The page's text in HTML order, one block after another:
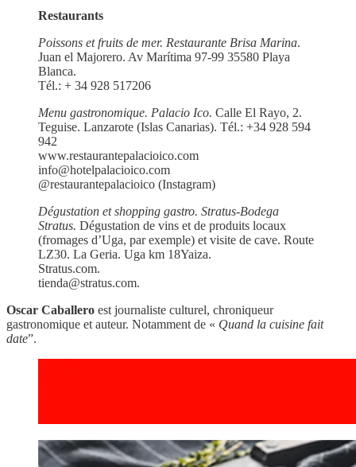
Restaurants
Poissons et fruits de mer. Restaurante Brisa Marina.
Juan el Majorero. Av Marítima 97-99 35580 Playa
Blanca.
Tél.: + 34 928 517206
Menu gastronomique. Palacio Ico. Calle El Rayo, 2.
Teguise. Lanzarote (Islas Canarias). Tél.: +34 928 594
942
www.restaurantepalacioico.com
info@hotelpalacioico.com
@restaurantepalacioico (Instagram)
Dégustation et shopping gastro. Stratus-Bodega
Stratus. Dégustation de vins et de produits locaux
(fromages d’Uga, par exemple) et visite de cave. Route
LZ30. La Geria. Uga km 18Yaiza.
Stratus.com.
tienda@stratus.com.
Oscar Caballero est journaliste culturel, chroniqueur
gastronomique et auteur. Notamment de « Quand la cuisine fait
date”.